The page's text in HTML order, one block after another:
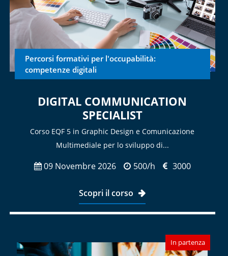
Percorsi formativi per l'occupabilità:
competenze digitali
DIGITAL COMMUNICATION
SPECIALIST
Corso EQF 5 in Graphic Design e Comunicazione
Multimediale per lo sviluppo di...
09 Novembre 2026 500/h 3000
Scopri il corso
In partenza